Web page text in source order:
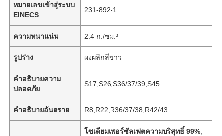
หมายเลขเข้าสู่ระบบ
EINECS
231-892-1
ความหนาแน่น 2.4 ก./ซม.³
รูปร่าง ผงผลึกสีขาว
คําอธิบายความ
ปลอดภัย
S17;S26;S36/37/39;S45
คำอธิบายอันตราย R8;R22;R36/37/38;R42/43
โซเดียมเพอร์ซัลเฟตความบริสุทธิ์ 99%